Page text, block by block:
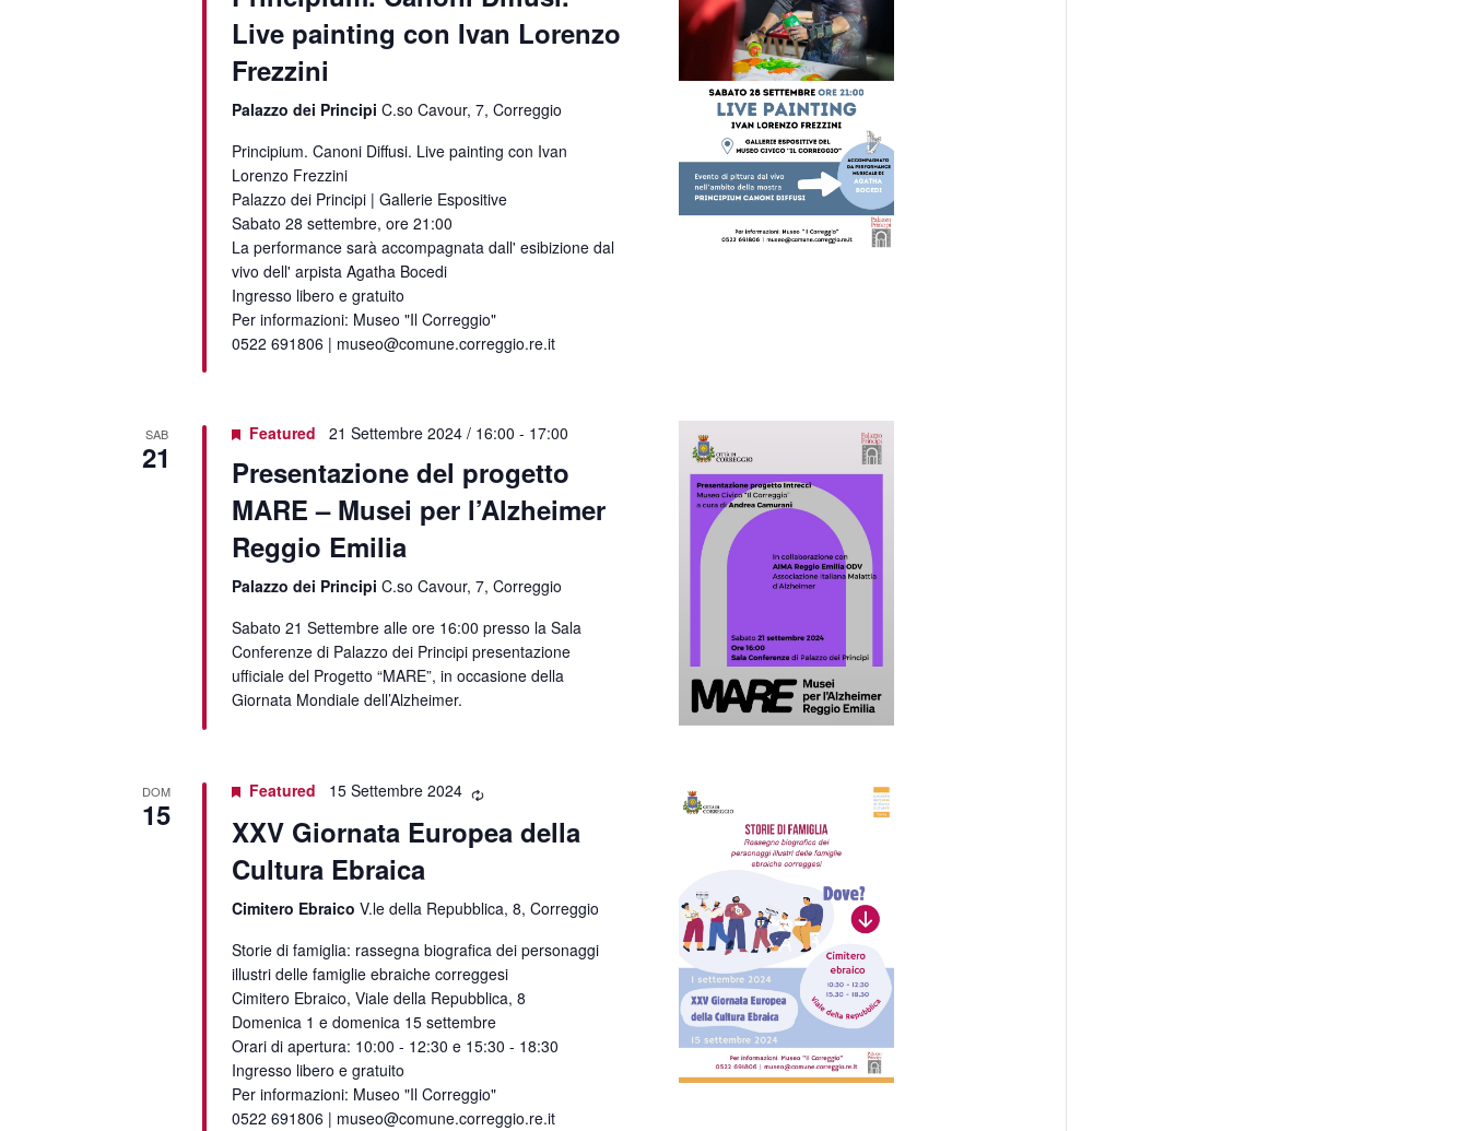
Live painting con Ivan Lorenzo
Frezzini
Palazzo dei Principi C.so Cavour, 7, Correggio
Principium. Canoni Diffusi. Live painting con Ivan
Lorenzo Frezzini
Palazzo dei Principi | Gallerie Espositive
Sabato 28 settembre, ore 21:00
La performance sarà accompagnata dall' esibizione dal
vivo dell' arpista Agatha Bocedi
Ingresso libero e gratuito
Per informazioni: Museo "Il Correggio"
0522 691806 | museo@comune.correggio.re.it
SAB
21
Featured 21 Settembre 2024 / 16:00 - 17:00
Presentazione del progetto
MARE – Musei per l’Alzheimer
Reggio Emilia
Palazzo dei Principi C.so Cavour, 7, Correggio
Sabato 21 Settembre alle ore 16:00 presso la Sala
Conferenze di Palazzo dei Principi presentazione
ufficiale del Progetto “MARE”, in occasione della
Giornata Mondiale dell’Alzheimer.
DOM
15
Featured 15 Settembre 2024
XXV Giornata Europea della
Cultura Ebraica
Cimitero Ebraico V.le della Repubblica, 8, Correggio
Storie di famiglia: rassegna biografica dei personaggi
illustri delle famiglie ebraiche correggesi
Cimitero Ebraico, Viale della Repubblica, 8
Domenica 1 e domenica 15 settembre
Orari di apertura: 10:00 - 12:30 e 15:30 - 18:30
Ingresso libero e gratuito
Per informazioni: Museo "Il Correggio"
0522 691806 | museo@comune.correggio.re.it